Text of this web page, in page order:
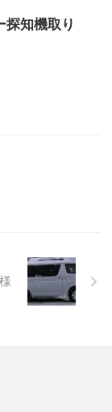
探知機取り